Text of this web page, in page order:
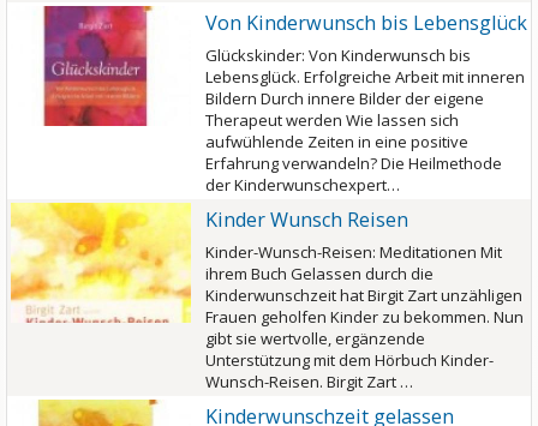
Von Kinderwunsch bis Lebensglück
Glückskinder: Von Kinderwunsch bis
Lebensglück. Erfolgreiche Arbeit mit inneren
Bildern Durch innere Bilder der eigene
Therapeut werden Wie lassen sich
aufwühlende Zeiten in eine positive
Erfahrung verwandeln? Die Heilmethode
der Kinderwunschexpert…
Kinder Wunsch Reisen
Kinder-Wunsch-Reisen: Meditationen Mit
ihrem Buch Gelassen durch die
Kinderwunschzeit hat Birgit Zart unzähligen
Frauen geholfen Kinder zu bekommen. Nun
gibt sie wertvolle, ergänzende
Unterstützung mit dem Hörbuch Kinder-
Wunsch-Reisen. Birgit Zart …
Kinderwunschzeit gelassen